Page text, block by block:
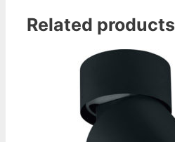
quantity
Related products